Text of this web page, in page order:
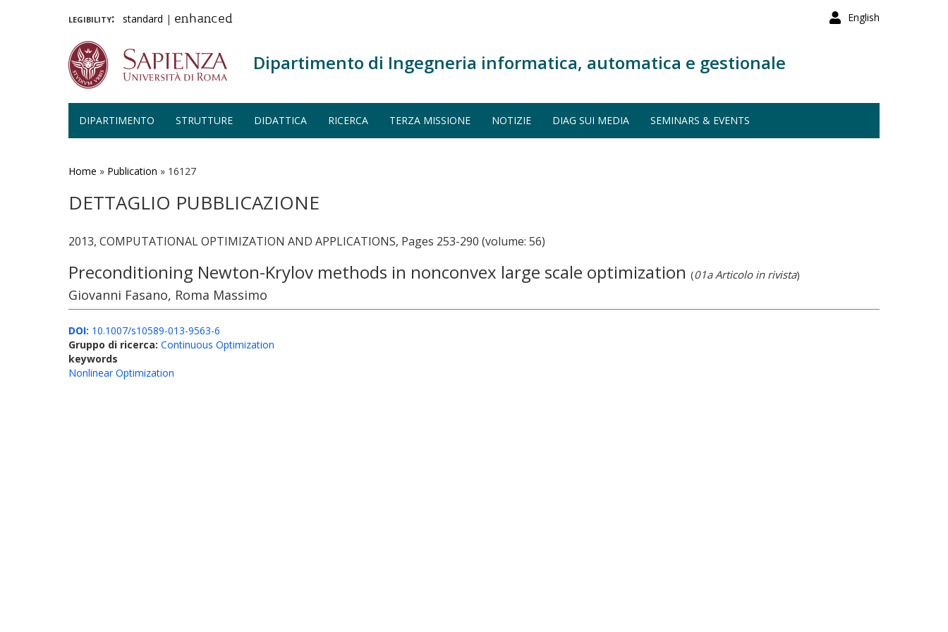
English
legibility: standard | enhanced
Dipartimento di Ingegneria informatica, automatica e gestionale
DIPARTIMENTO STRUTTURE DIDATTICA RICERCA TERZA MISSIONE NOTIZIE DIAG SUI MEDIA SEMINARS & EVENTS
Home » Publication » 16127
DETTAGLIO PUBBLICAZIONE
2013, COMPUTATIONAL OPTIMIZATION AND APPLICATIONS, Pages 253-290 (volume: 56)
Preconditioning Newton-Krylov methods in nonconvex large scale optimization (01a Articolo in rivista)
Giovanni Fasano, Roma Massimo
DOI: 10.1007/s10589-013-9563-6
Gruppo di ricerca: Continuous Optimization
keywords
Nonlinear Optimization